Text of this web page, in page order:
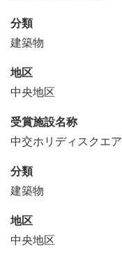
分類
建築物
地区
中央地区
受賞施設名称
中交ホリディスクエア
分類
建築物
地区
中央地区